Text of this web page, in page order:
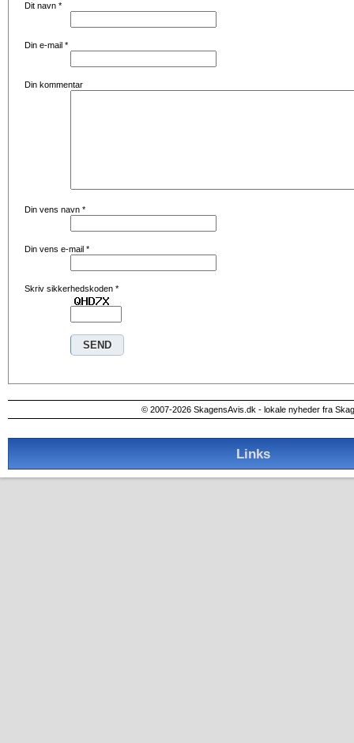
Dit navn *
Din e-mail *
Din kommentar
Din vens navn *
Din vens e-mail *
Skriv sikkerhedskoden *
© 2007-2026 SkagensAvis.dk - lokale nyheder fra
Links